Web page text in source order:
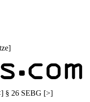
]
] § 26 SEBG [>]